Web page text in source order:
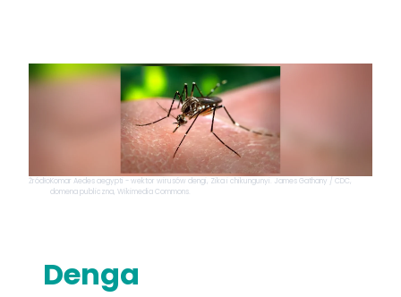
ŹródłoKomar Aedes aegypti - wektor wirusów dengi, Zika i chikungunyi. James Gathany / CDC,
domena publiczna, Wikimedia Commons.
Denga